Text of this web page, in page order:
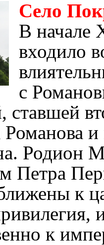
Село
В начале
входило
с
ставшей
Родион
Петра
к
к